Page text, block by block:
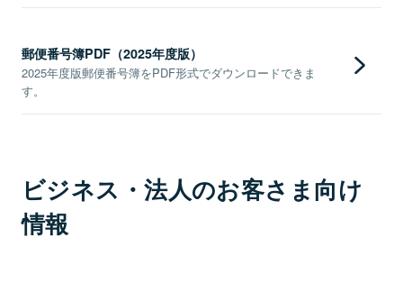
郵便番号簿PDF（2025年度版）
2025年度版郵便番号簿をPDF形式でダウンロードできま
す。
ビジネス・法人のお客さま向け
情報